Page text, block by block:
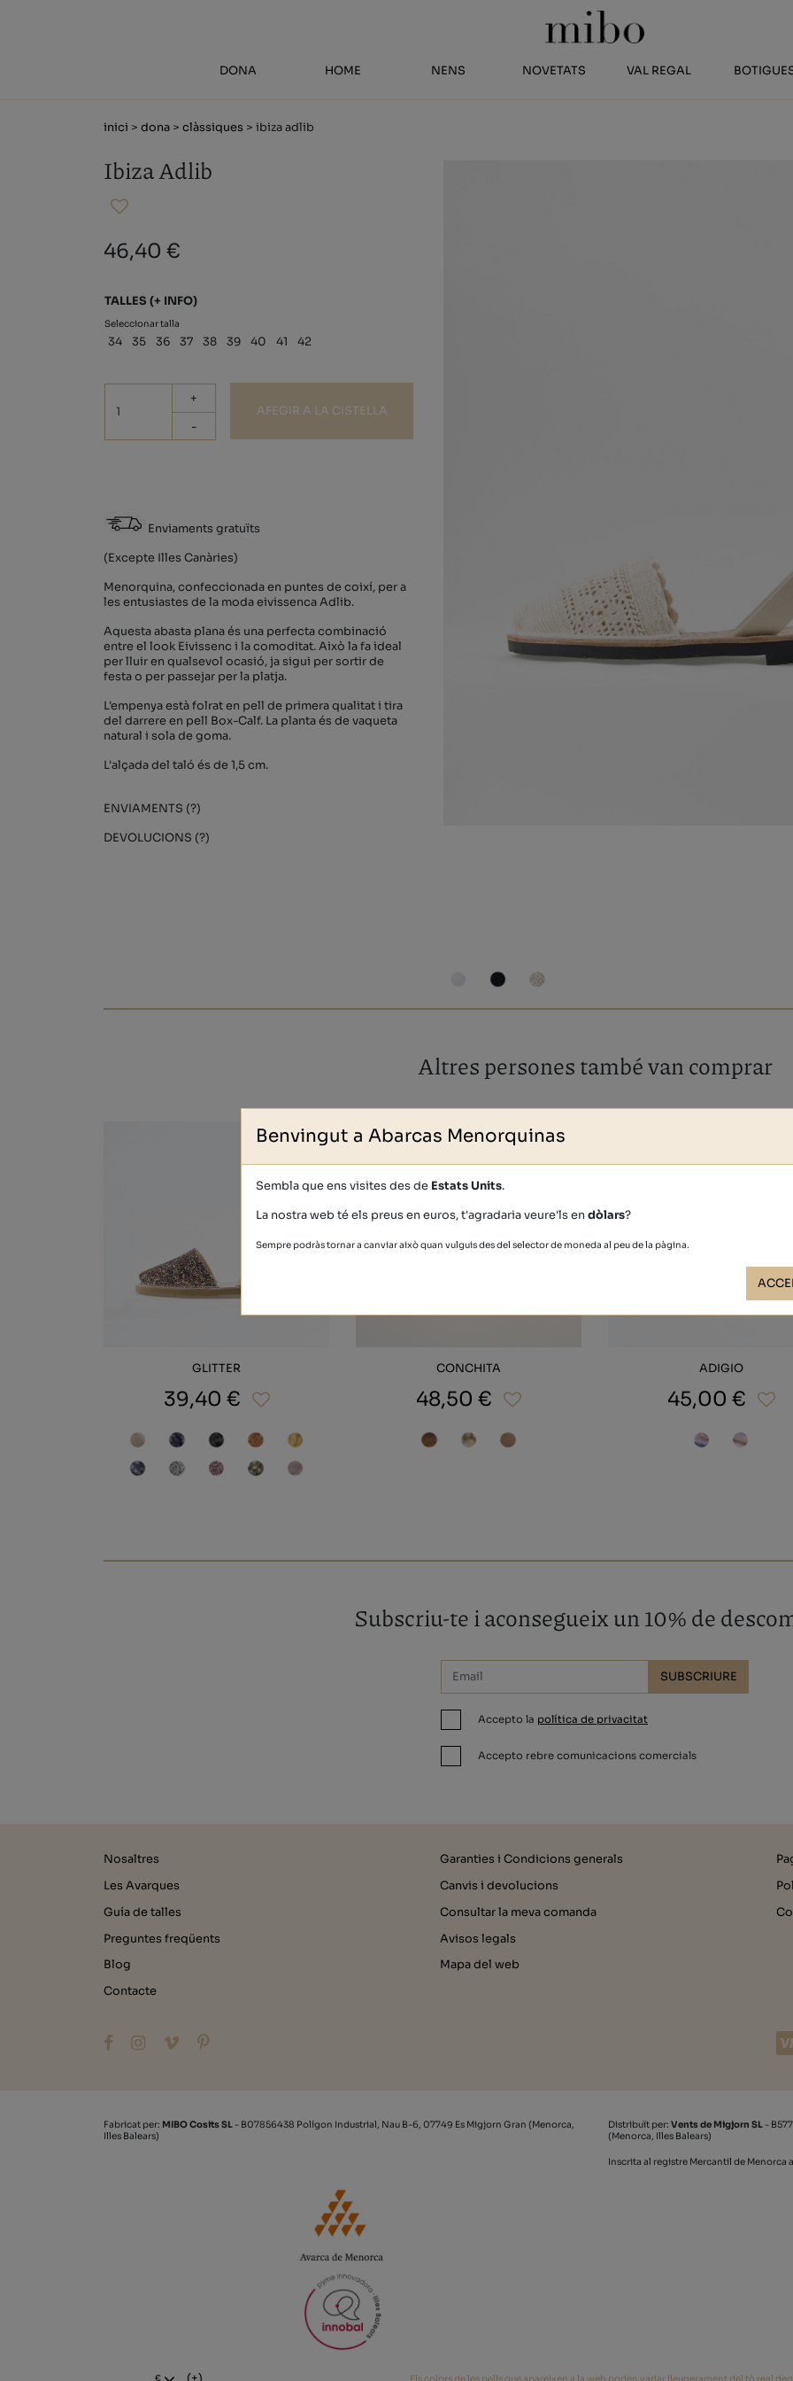
DONA HOME NENS NOVETATS VAL REGAL
inici > dona > clàssiques > ibiza adlib
Ibiza Adlib
46,40 €
TALLES (+ INFO)
Seleccionar talla
34 35 36 37 38 39 40 41 42
+
-
AFEGIR A LA CISTELLA
Enviaments gratuïts
(Excepte Illes Canàries)
Menorquina, confeccionada en puntes de coixí, per a
les entusiastes de la moda eivissenca Adlib.
Aquesta abasta plana és una perfecta combinació
entre el look Eivissenc i la comoditat. Això la fa ideal
per lluir en qualsevol ocasió, ja sigui per sortir de
festa o per passejar per la platja.
L'empenya està folrat en pell de primera qualitat i tira
del darrere en pell Box-Calf. La planta és de vaqueta
natural i sola de goma.
L'alçada del taló és de 1,5 cm.
ENVIAMENTS (?)
DEVOLUCIONS (?)
Altres persones també van comprar
GLITTER
39,40 €
CONCHITA
48,50 €
ADIGIO
45,00 €
Subscriu-te i aconsegueix un 10% de
SUBSCRIURE
Accepto la política de privacitat
Accepto rebre comunicacions comercials
Nosaltres
Les Avarques
Guía de talles
Preguntes freqüents
Blog
Contacte
Garanties i Condicions generals
Canvis i devolucions
Consultar la meva comanda
Avisos legals
Mapa del web
Fabricat per: MIBO Cosits SL - B07856438 Polígon Industrial, Nau B-6, 07749 Es Migjorn Gran (Menorca,
Illes Balears)
Distribuït per: Vents de Migjorn SL -
(Menorca, Illes Balears)
Inscrita al registre Mercantil de Menorca
€ (+)
Benvingut a Abarcas Menorquinas
Sembla que ens visites des de Estats Units.
La nostra web té els preus en euros, t'agradaria veure'ls endòlars?
Sempre podràs tornar a canviar això quan vulguis des del selector de moneda al peu de la pàgina.